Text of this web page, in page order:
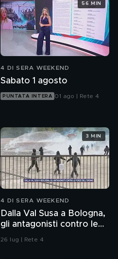
4 DI SERA WEEKEND
Sabato 1 agosto
PUNTATA INTERA 01 ago | Rete 4
56 MIN
4 DI SERA WEEKEND
Dalla Val Susa a Bologna,
gli antagonisti contro le
forze dell'ordine
26 lug | Rete 4
3 MIN